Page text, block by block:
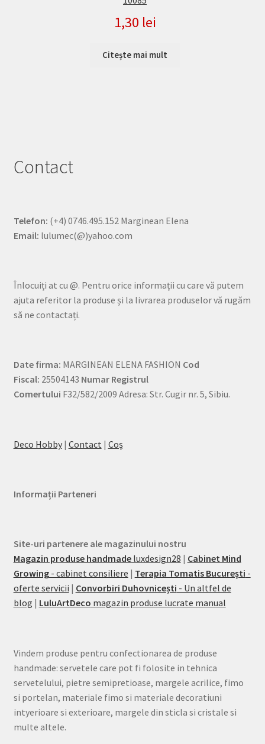
1,30 lei
Citește mai mult
Contact
Telefon: (+4) 0746.495.152 Marginean Elena
Email: lulumec(@)yahoo.com
Înlocuiți at cu @. Pentru orice informații cu care vă putem
ajuta referitor la produse și la livrarea produselor vă rugăm
să ne contactați.
Date firma: MARGINEAN ELENA FASHION Cod
Fiscal: 25504143 Numar Registrul
Comertului F32/582/2009 Adresa: Str. Cugir nr. 5, Sibiu.
Deco Hobby| Contact | Coş
Informații Parteneri
Site-uri partenere ale magazinului nostru
Magazin produse handmadeluxdesign28 | Cabinet Mind
Growing- cabinet consiliere | Terapia Tomatis București -
oferte servicii | Convorbiri Duhovnicești - Un altfel de
blog | LuluArtDeco magazin produse lucrate manual
Vindem produse pentru confectionarea de produse
handmade: servetele care pot fi folosite in tehnica
servetelului, pietre semipretioase, margele acrilice, fimo
si portelan, materiale fimo si materiale decoratiuni
intyerioare si exterioare, margele din sticla si cristale si
multe altele.